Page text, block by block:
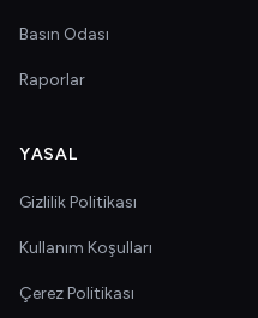
Basın Odası
Raporlar
YASAL
Gizlilik Politikası
Kullanım Koşulları
Çerez Politikası